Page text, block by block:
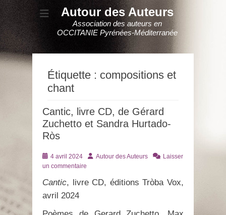
Autour des Auteurs
Association des auteurs en
OCCITANIE Pyrénées-Méditerranée
Étiquette : compositions et
chant
Cantic, livre CD, de Gérard
Zuchetto et Sandra Hurtado-
Ròs
Posté
le
4 avril 2024 AuteurAutour des Auteurs
Laisser
un commentaire
Cantic, livre CD, éditions Tròba Vox,
avril 2024